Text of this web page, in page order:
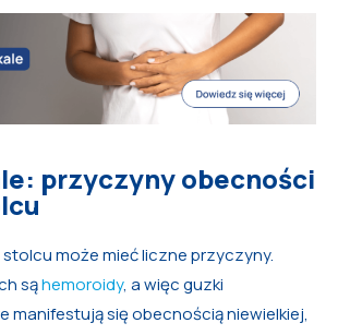
przyczyny obecności
może mieć liczne przyczyny.
sąhemoroidy, a więc guzki
manifestują się obecnością niewielkiej,